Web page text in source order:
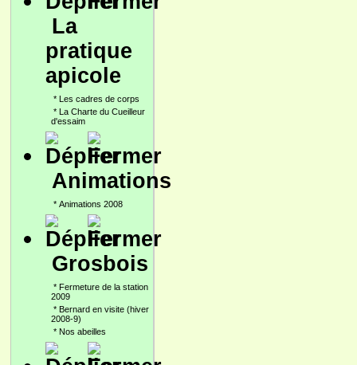
La
pratique
apicole
* Les cadres de corps
* La Charte du Cueilleur
d'essaim
Animations
* Animations 2008
Grosbois
* Fermeture de la station
2009
* Bernard en visite (hiver
2008-9)
* Nos abeilles